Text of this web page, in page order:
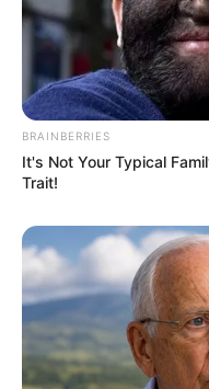
10 Pose Manekin
Mainstream yang
Banget
8 Kata Lucu
Minggu ala
Ngenes
BRAINBERRIES
It's Not Your Typical
Trait!